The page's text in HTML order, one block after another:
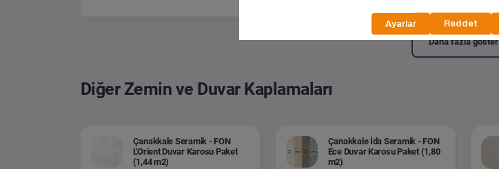
Daha fazla göster
Diğer Zemin ve Duvar Kaplamaları
Çanakkale Seramik - FON
L'Orient Duvar Karosu Paket
(1,44 m2)
Çanakkale İda Seramik - FON
Ece Duvar Karosu Paket (1,80
m2)